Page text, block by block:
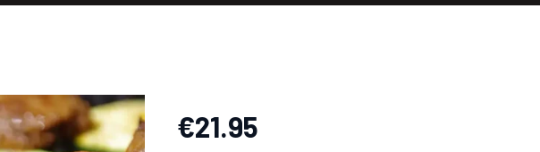
€21.95